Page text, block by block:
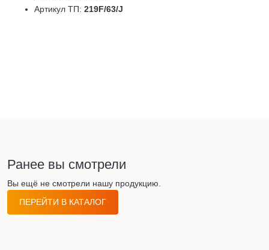
Артикул ТП: 219F/63/J
Ранее вы смотрели
Вы ещё не смотрели нашу продукцию.
ПЕРЕЙТИ В КАТАЛОГ